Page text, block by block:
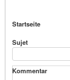
Startseite
Sujet
Kommentar